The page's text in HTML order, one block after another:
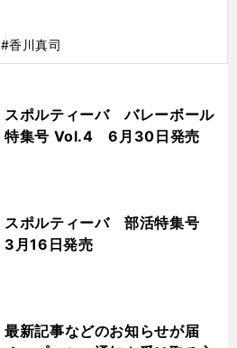
#香川真司
スポルティーバ バレーボール
特集号 Vol.4 6月30日発売
スポルティーバ 部活特集号
3月16日発売
最新記事などのお知らせが届